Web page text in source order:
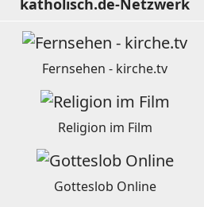
katholisch.de-Netzwerk
Fernsehen - kirche.tv
Religion im Film
Gotteslob Online